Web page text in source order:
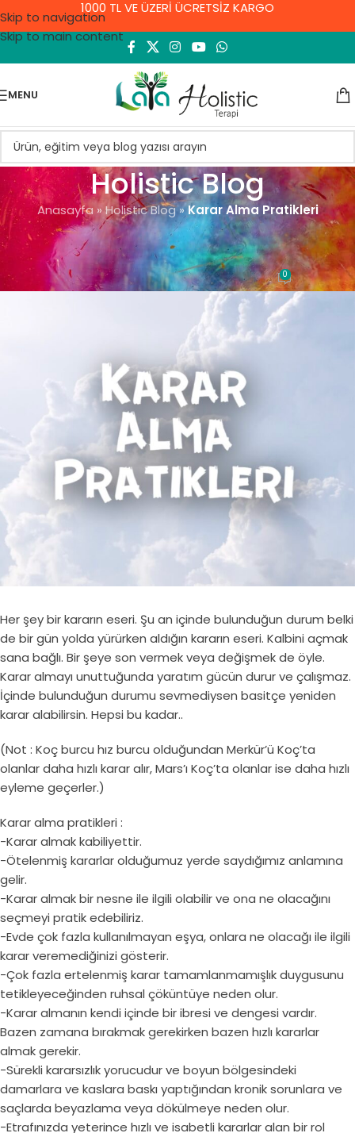
Skip to navigation
Skip to main content
1000 TL VE ÜZERİ ÜCRETSİZ KARGO
MENU
Holistic Blog
Anasayfa»Holistic Blog»Karar Alma Pratikleri
ASTROLOJI VE DOĞUM HARITASI,RUHSAL ENERJI
Karar Alma Pratikleri
Demet YıldırımOn 11 Temmuz 2023 0
Her şey bir kararın eseri. Şu an içinde bulunduğun durum belki
de bir gün yolda yürürken aldığın kararın eseri. Kalbini açmak
sana bağlı. Bir şeye son vermek veya değişmek de öyle.
Karar almayı unuttuğunda yaratım gücün durur ve çalışmaz.
İçinde bulunduğun durumu sevmediysen basitçe yeniden
karar alabilirsin. Hepsi bu kadar..
(Not : Koç burcu hız burcu olduğundan Merkür’ü Koç’ta
olanlar daha hızlı karar alır, Mars’ı Koç’ta olanlar ise daha hızlı
eyleme geçerler.)
Karar alma pratikleri :
-Karar almak kabiliyettir.
-Ötelenmiş kararlar olduğumuz yerde saydığımız anlamına
gelir.
-Karar almak bir nesne ile ilgili olabilir ve ona ne olacağını
seçmeyi pratik edebiliriz.
-Evde çok fazla kullanılmayan eşya, onlara ne olacağı ile ilgili
karar veremediğinizi gösterir.
-Çok fazla ertelenmiş karar tamamlanmamışlık duygusunu
tetikleyeceğinden ruhsal çöküntüye neden olur.
-Karar almanın kendi içinde bir ibresi ve dengesi vardır.
Bazen zamana bırakmak gerekirken bazen hızlı kararlar
almak gerekir.
-Sürekli kararsızlık yorucudur ve boyun bölgesindeki
damarlara ve kaslara baskı yaptığından kronik sorunlara ve
saçlarda beyazlama veya dökülmeye neden olur.
-Etrafınızda yeterince hızlı ve isabetli kararlar alan bir rol